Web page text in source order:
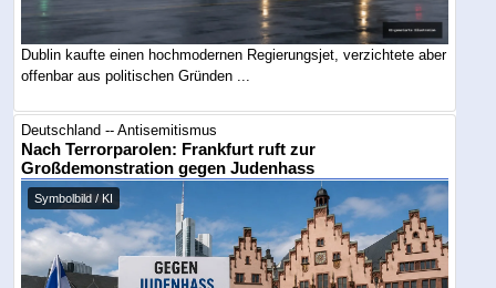
Dublin kaufte einen hochmodernen Regierungsjet, verzichtete aber
offenbar aus politischen Gründen ...
Deutschland -- Antisemitismus
Nach Terrorparolen: Frankfurt ruft zur
Großdemonstration gegen Judenhass
Symbolbild / KI